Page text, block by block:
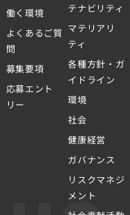
働く環境
よくあるご質
問
募集要項
応募エント
リー
テナビリティ
マテリアリ
ティ
各種方針・ガ
イドライン
環境
社会
健康経営
ガバナンス
リスクマネジ
メント